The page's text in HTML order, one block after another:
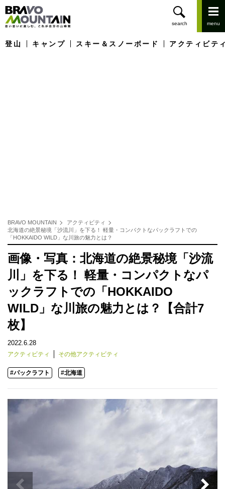
登山 キャンプ スキー＆スノーボード アクティビテ
BRAVO MOUNTAIN
アクティビティ
北海道の絶景秘境「沙流川」を下る！ 軽量・コンパクトなパックラフトでの
「HOKKAIDO WILD」な川旅の魅力とは？
画像・写真：北海道の絶景秘境「沙流
川」を下る！ 軽量・コンパクトなパ
ックラフトでの「HOKKAIDO
WILD」な川旅の魅力とは？【合計7
枚】
2022.6.28
アクティビティ その他アクティビティ
#パックラフト #北海道